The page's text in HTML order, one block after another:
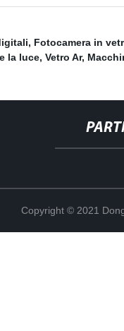
, Fotocamera in
la luce, Vetro Ar,
Copyright © 2021